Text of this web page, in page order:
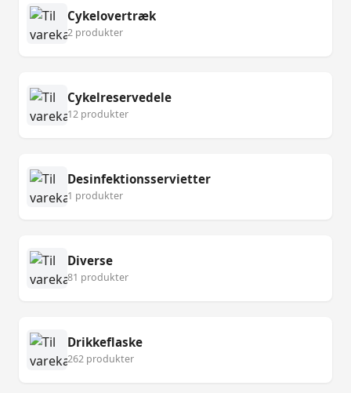
Cykelovertræk
2 produkter
Cykelreservedele
12 produkter
Desinfektionsservietter
1 produkter
Diverse
81 produkter
Drikkeflaske
262 produkter